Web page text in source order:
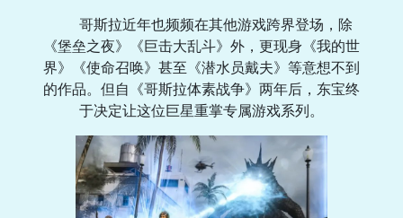
哥斯拉近年也频频在其他游戏跨界登场，除
《堡垒之夜》《巨击大乱斗》外，更现身《我的世
界》《使命召唤》甚至《潜水员戴夫》等意想不到
的作品。但自《哥斯拉体素战争》两年后，东宝终
于决定让这位巨星重掌专属游戏系列。